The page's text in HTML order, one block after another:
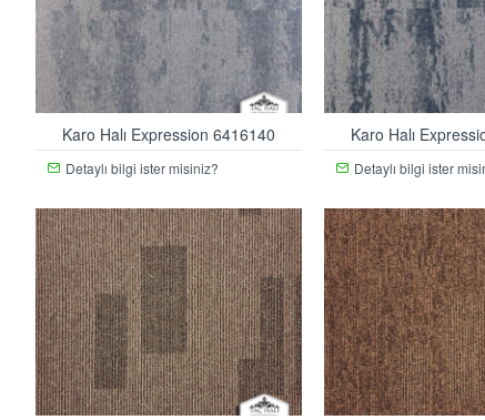
Karo Halı Expression 6416140
Detaylı bilgi ister misiniz?
Karo Halı
Detaylı bilgi ister